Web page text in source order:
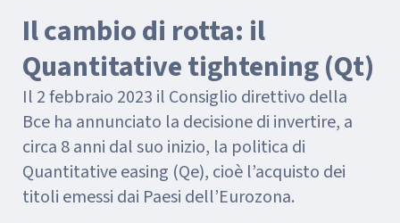
Il cambio di rotta: il
Quantitative tightening (Qt)
Il 2 febbraio 2023 il Consiglio direttivo della
Bce ha annunciato la decisione di invertire, a
circa 8 anni dal suo inizio, la politica di
Quantitative easing (Qe), cioè l’acquisto dei
titoli emessi dai Paesi dell’Eurozona.